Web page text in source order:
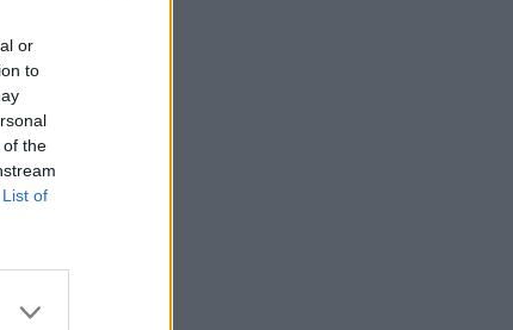
or
to
of the
List of